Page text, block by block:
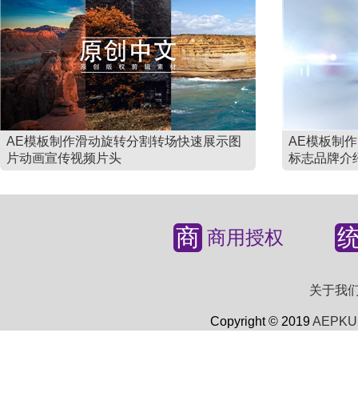
AE模板制作滑动旋转分割转场快速展示图
片动画宣传视频片头
AE模板制
标志品牌介
商 商用授权
关于我
Copyright © 2019